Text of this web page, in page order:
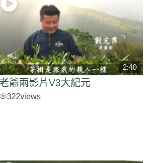
2:40
老爺兩影片V3大紀元
322views